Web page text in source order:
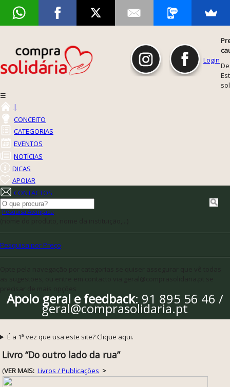
Login
☰
|
CONCEITO
CATEGORIAS
EVENTOS
NOTÍCIAS
DICAS
APOIAR
CONTACTOS
Pesquisa Avançada
Pesquisa por Preço
Apoio geral e feedback: 91 895 56 46 /
geral@comprasolidaria.pt
É a 1ª vez que usa este site? Clique aqui.
Livro “Do outro lado da rua”
(VER MAIS: Livros / Publicações >